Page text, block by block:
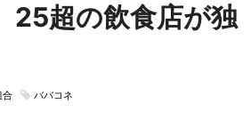
超の飲食店が独
合 ババコネ